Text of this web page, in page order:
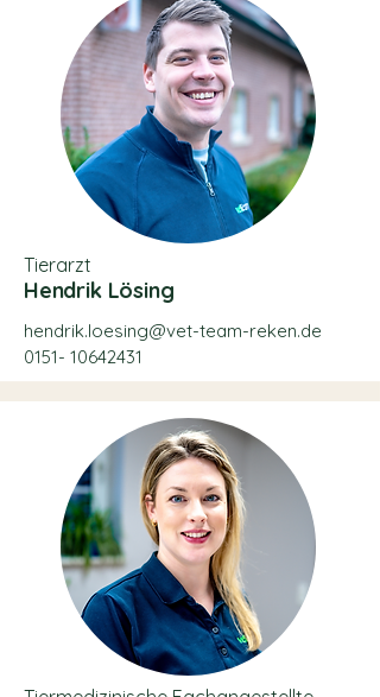
Tierarzt
Hendrik Lösing
hendrik.loesing@vet-team-reken.de
0151- 10642431